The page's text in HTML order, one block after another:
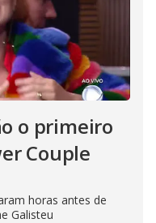
o primeiro
Couple
horas antes de
Galisteu